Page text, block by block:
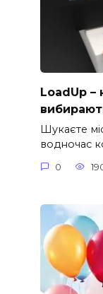
LoadUp –
Шукаєте
водночас
0